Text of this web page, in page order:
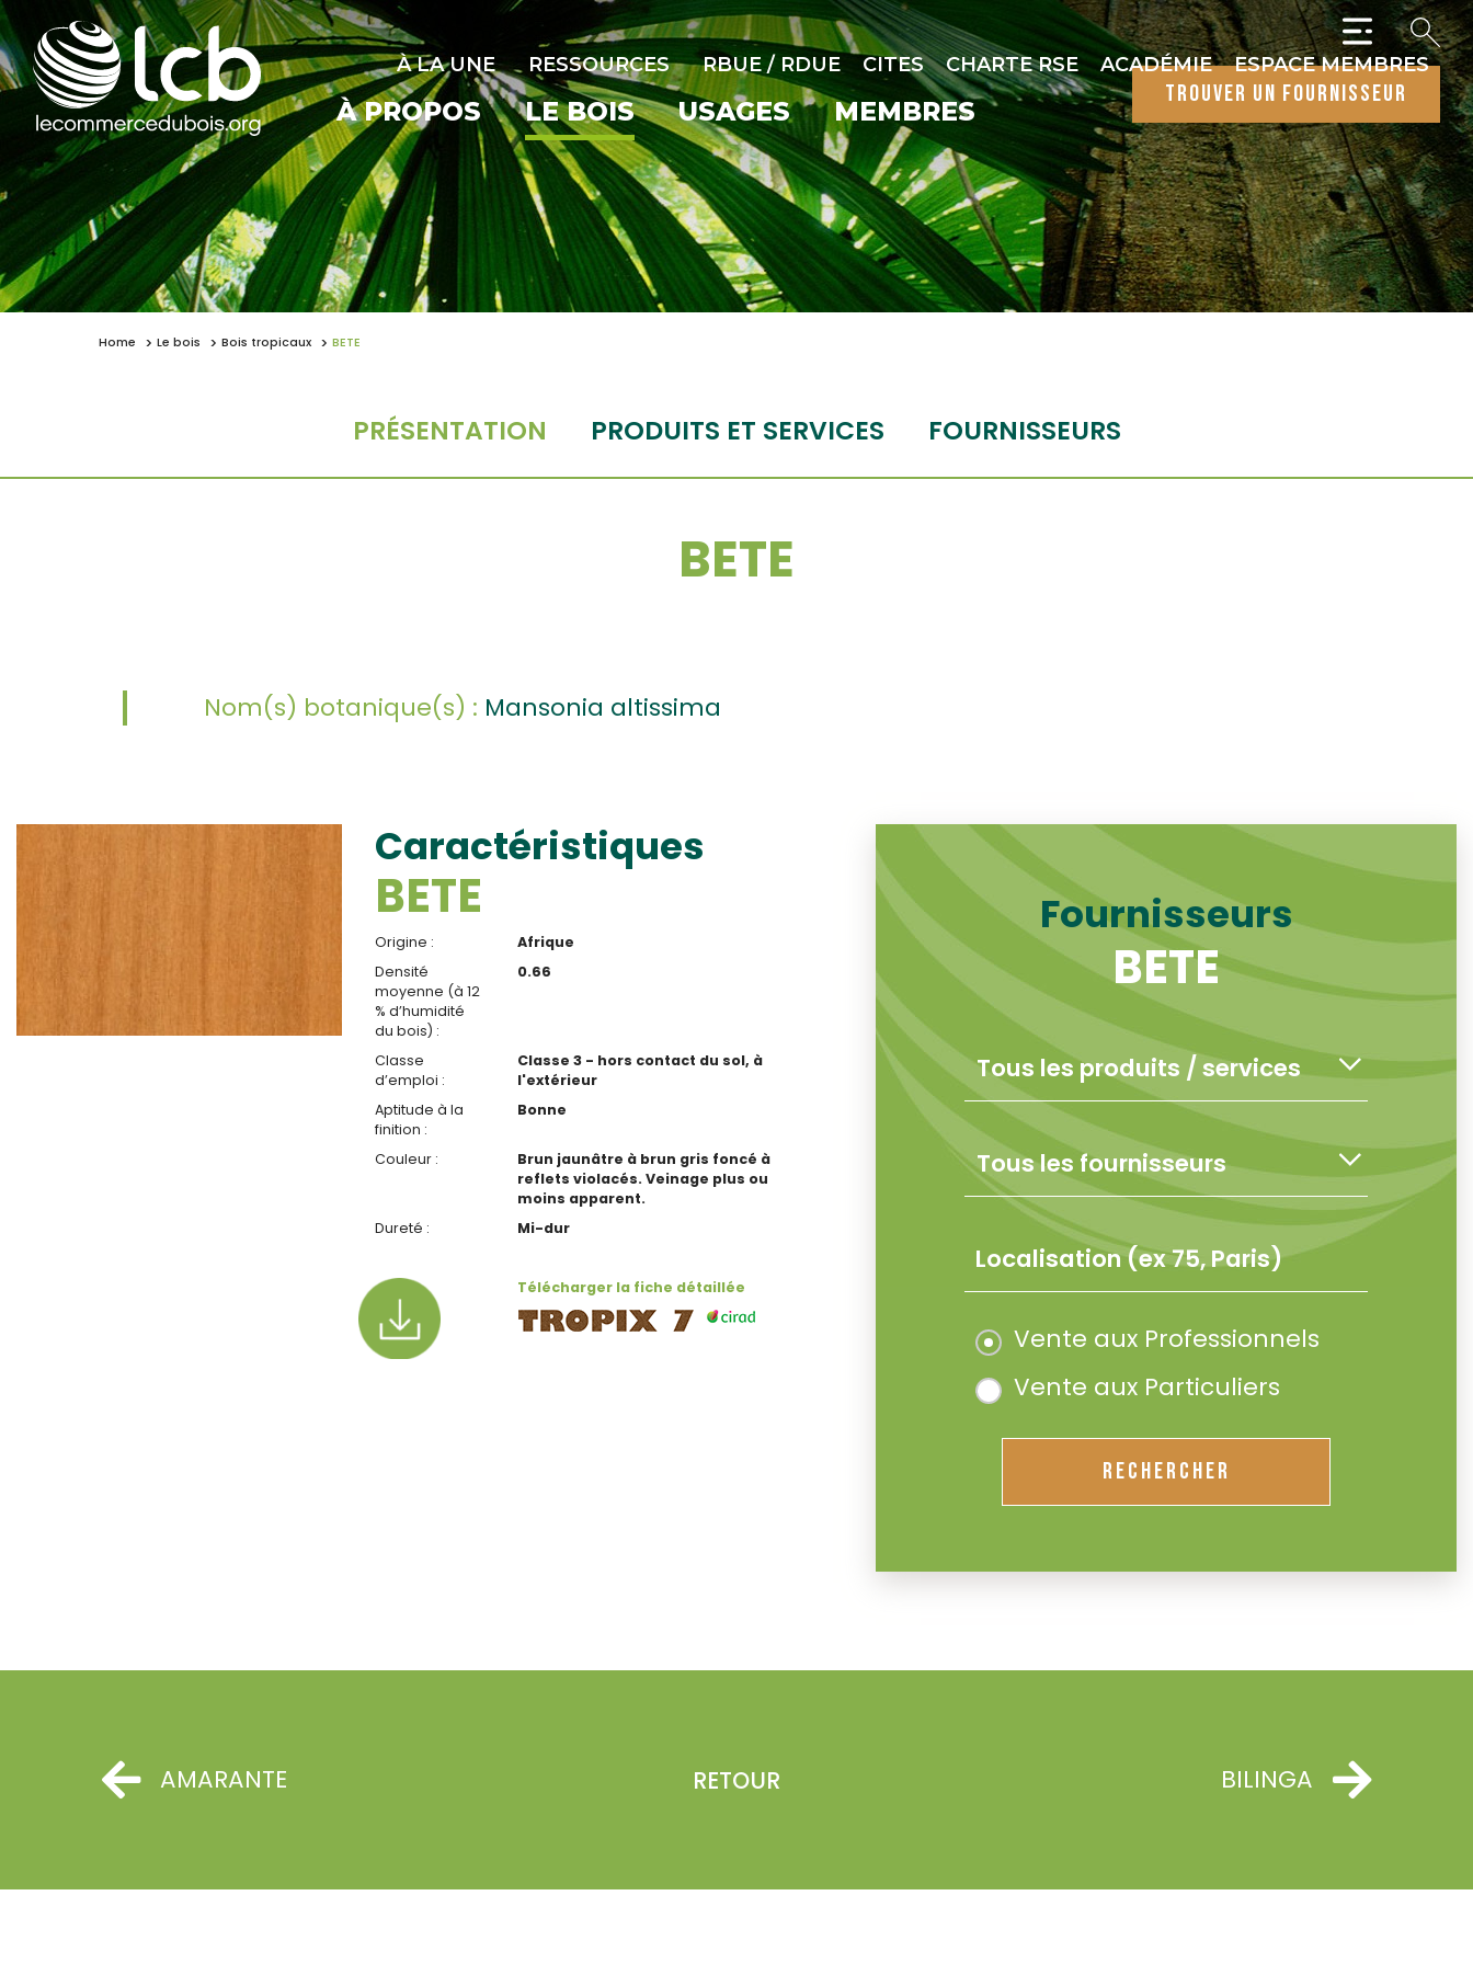
À LA UNE RESSOURCES RBUE / RDUE CITES CHARTE RSE ACADÉMIE ESPACE MEMBRES
À PROPOS LE BOIS USAGES MEMBRES
trouver un fournisseur
Home Le bois Bois tropicaux BETE
PRÉSENTATION PRODUITS ET SERVICES FOURNISSEURS
BETE
Nom(s) botanique(s) : Mansonia altissima
Caractéristiques
BETE
Origine :
Afrique
Densité
moyenne (à 12
% d’humidité
du bois) :
0.66
Classe
d’emploi :
Classe 3 - hors contact du sol, à
l'extérieur
Aptitude à la
finition :
Bonne
Couleur :
Brun jaunâtre à brun gris foncé à
reflets violacés. Veinage plus ou
moins apparent.
Dureté :
Mi-dur
Télécharger la fiche détaillée
Fournisseurs
BETE
Vente aux Professionnels
Vente aux Particuliers
RECHERCHER
AMARANTE RETOUR BILINGA